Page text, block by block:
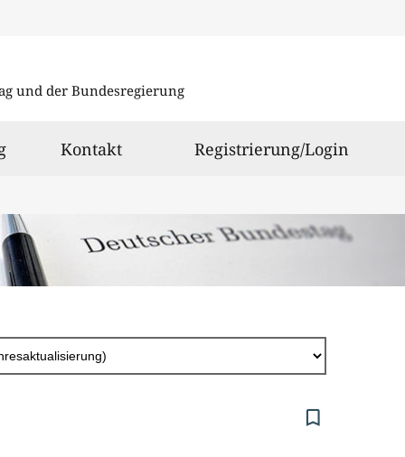
und der Bundesregierung
Kontakt Registrierung/Login